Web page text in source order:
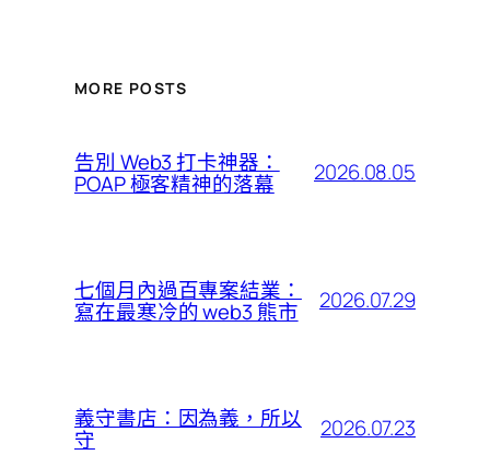
MORE POSTS
告別 Web3 打卡神器：
POAP 極客精神的落幕 2026.08.05
七個月內過百專案結業：
寫在最寒冷的 web3 熊市 2026.07.29
義守書店：因為義，所以
守 2026.07.23